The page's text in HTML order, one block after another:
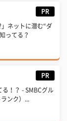
PR
」ネットに潜む“ダ
ってる？
PR
！？ - SMBCグル
ンク）...